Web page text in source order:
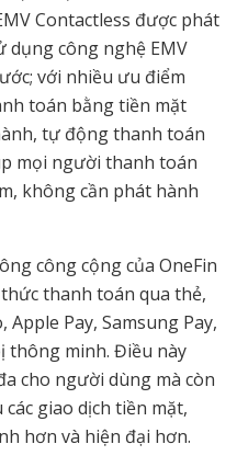
Contactless được phát
dụng công nghệ EMV
với nhiều ưu điểm
toán bằng tiền mặt
tự động thanh toán
mọi người thanh toán
không cần phát hành
công cộng của OneFin
thanh toán qua thẻ,
Pay, Samsung Pay,
thông minh. Điều này
cho người dùng mà còn
giao dịch tiền mặt,
hơn và hiện đại hơn.